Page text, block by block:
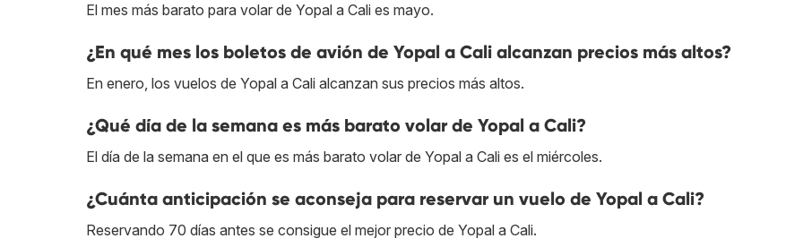
El mes más barato para volar de Yopal a Cali es mayo.
¿En qué mes los boletos de avión de Yopal a Cali alcanzan precios más altos?
En enero, los vuelos de Yopal a Cali alcanzan sus precios más altos.
¿Qué día de la semana es más barato volar de Yopal a Cali?
El día de la semana en el que es más barato volar de Yopal a Cali es el miércoles.
¿Cuánta anticipación se aconseja para reservar un vuelo de Yopal a Cali?
Reservando 70 días antes se consigue el mejor precio de Yopal a Cali.